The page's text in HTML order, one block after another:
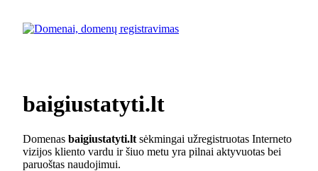
baigiustatyti.lt
Domenas baigiustatyti.lt sėkmingai užregistruotas Interneto
vizijos kliento vardu ir šiuo metu yra pilnai aktyvuotas bei
paruoštas naudojimui.